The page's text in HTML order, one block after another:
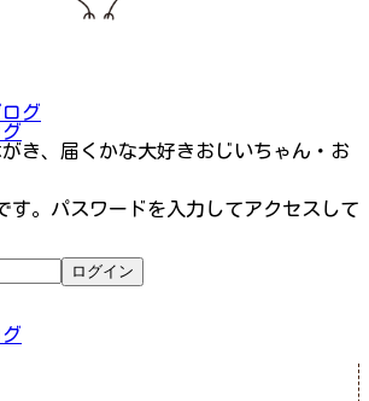
グ
き、届くかな‍大好きおじいちゃん・お
す。パスワードを入力してアクセスして